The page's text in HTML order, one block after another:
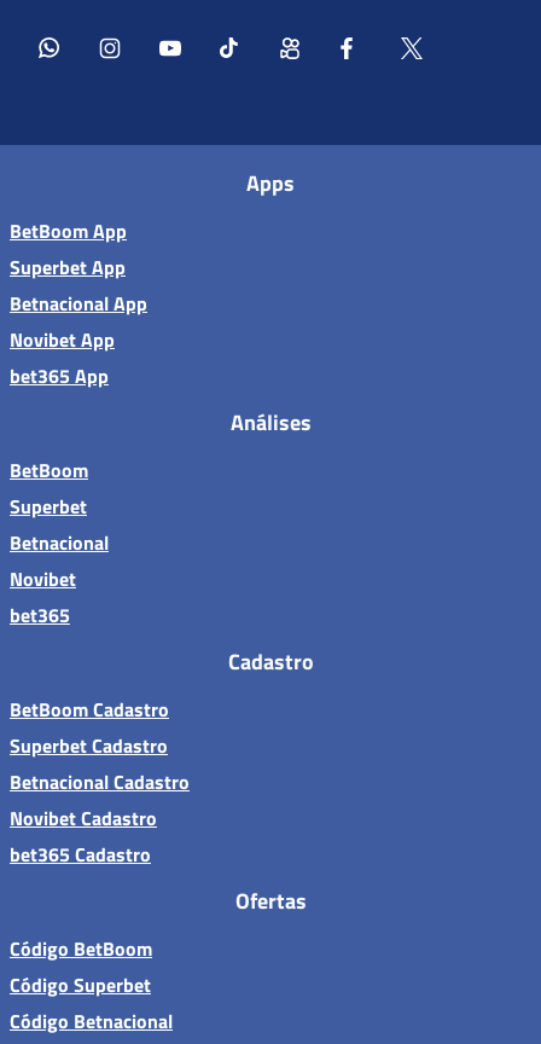
Apps
BetBoom App
Superbet App
Betnacional App
Novibet App
bet365 App
Análises
BetBoom
Superbet
Betnacional
Novibet
bet365
Cadastro
BetBoom Cadastro
Superbet Cadastro
Betnacional Cadastro
Novibet Cadastro
bet365 Cadastro
Ofertas
Código BetBoom
Código Superbet
Código Betnacional